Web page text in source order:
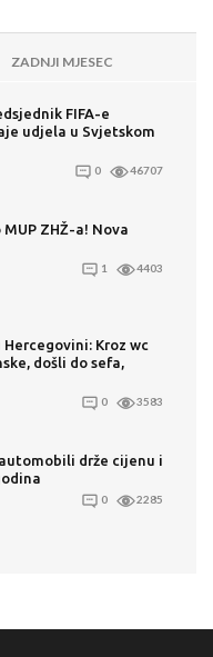
ZADNJI MJESEC
FIFA-e
udjela u Svjetskom
0 46707
ZHŽ-a! Nova
1 4403
Kroz wc
došli do sefa,
0 3583
drže cijenu i
0 2285